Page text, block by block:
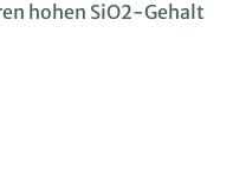
hohen SiO2-Gehalt